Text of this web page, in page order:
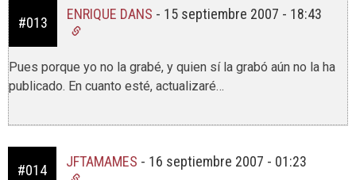
#013
ENRIQUE DANS - 15 septiembre 2007 - 18:43
Pues porque yo no la grabé, y quien sí la grabó aún no la ha
publicado. En cuanto esté, actualizaré…
#014
JFTAMAMES - 16 septiembre 2007 - 01:23